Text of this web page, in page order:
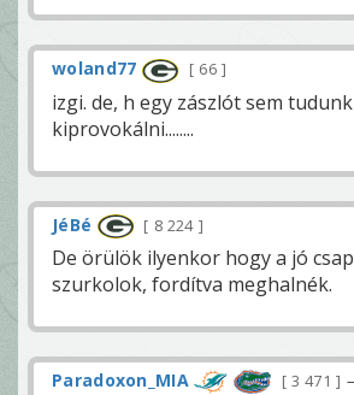
woland77 66
izgi. de, h egy zászlót sem tudunk
kiprovokálni........
JéBé 8 224
De örülök ilyenkor hogy a jó
szurkolok, fordítva meghalnék.
Paradoxon_MIA 3 471